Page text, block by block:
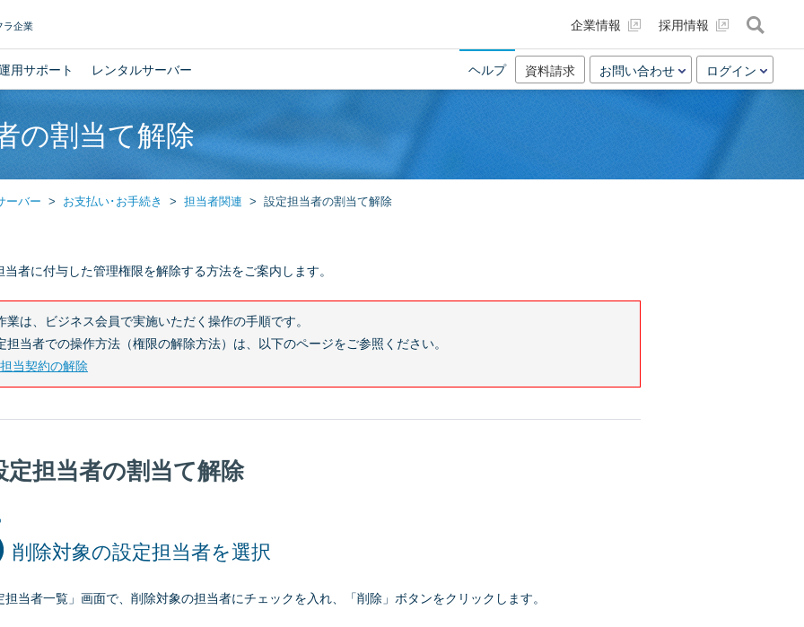
ラ企業 企業情報 採用情報
用サポート レンタルサーバー ヘルプ 資料請求 お問い合わせ ログイン
の割当て解除
ーバー お支払い･お手続き 担当者関連 設定担当者の割当て解除
当者に付与した管理権限を解除する方法をご案内します。
業は、ビジネス会員で実施いただく操作の手順です。
担当者での操作方法（権限の解除方法）は、以下のページをご参照ください。
担当契約の解除
定担当者の割当て解除
削除対象の設定担当者を選択
担当者一覧」画面で、削除対象の担当者にチェックを入れ、「削除」ボタンをクリックします。